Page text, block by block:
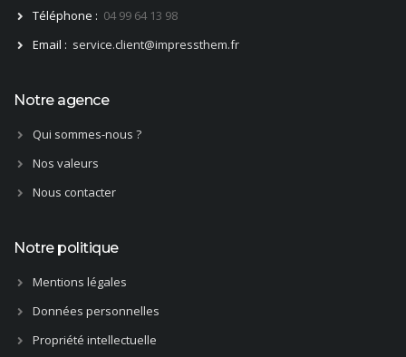
Téléphone : 04 99 64 13 98
Email : service.client@impressthem.fr
Notre agence
Qui sommes-nous ?
Nos valeurs
Nous contacter
Notre politique
Mentions légales
Données personnelles
Propriété intellectuelle